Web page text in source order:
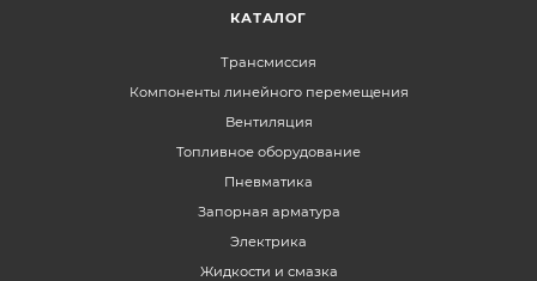
КАТАЛОГ
Трансмиссия
Компоненты линейного перемещения
Вентиляция
Топливное оборудование
Пневматика
Запорная арматура
Электрика
Жидкости и смазка